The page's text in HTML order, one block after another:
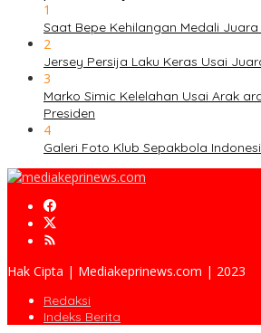
1
Saat Bepe Kehilangan Medali
2
Jersey Persija Laku Keras Usai
3
Marko Simic Kelelahan Usai Arak
Presiden
4
Galeri Foto Klub Sepakbola
Hak Cipta | Mediakeprinews.com | 2023
Redaksi
Indeks Berita